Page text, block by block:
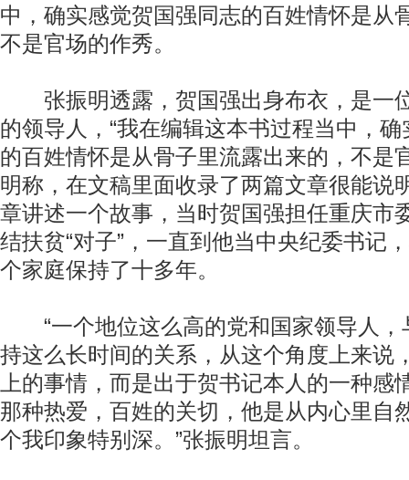
中，确实感觉贺国强同志的百姓情怀是从
不是官场的作秀。
张振明透露，贺国强出身布衣，是一
的领导人，“我在编辑这本书过程当中，
的百姓情怀是从骨子里流露出来的，不是
明称，在文稿里面收录了两篇文章很能说
章讲述一个故事，当时贺国强担任重庆市
结扶贫“对子”，一直到他当中央纪委书记
个家庭保持了十多年。
“一个地位这么高的党和国家领导人，
持这么长时间的关系，从这个角度上来说
上的事情，而是出于贺书记本人的一种感
那种热爱，百姓的关切，他是从内心里自
个我印象特别深。”张振明坦言。